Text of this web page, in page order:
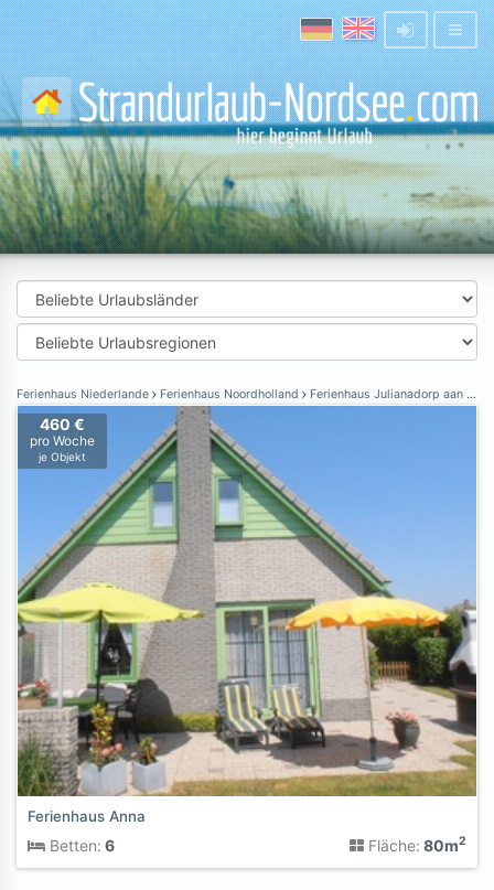
Ferienhaus Niederlande Ferienhaus Noordholland Ferienhaus Julianadorp aan Zee
460 €
pro Woche
je Objekt
Ferienhaus Anna
Betten: 6 Fläche: 80m2